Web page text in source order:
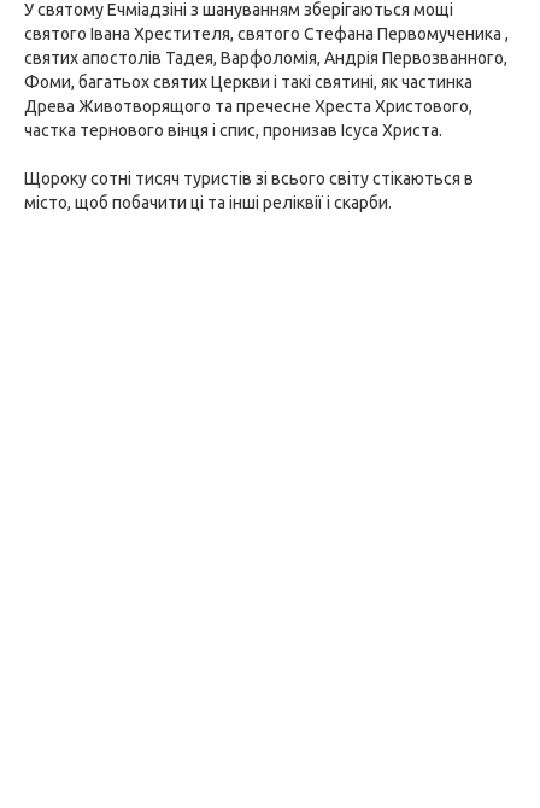
У святому Ечміадзіні з шануванням зберігаються мощі
святого Івана Хрестителя, святого Стефана Первомученика ,
святих апостолів Тадея, Варфоломія, Андрія Первозванного,
Фоми, багатьох святих Церкви і такі святині, як частинка
Древа Животворящого та пречесне Хреста Христового,
частка тернового вінця і спис, пронизав Ісуса Христа.
Щороку сотні тисяч туристів зі всього світу стікаються в
місто, щоб побачити ці та інші реліквії і скарби.